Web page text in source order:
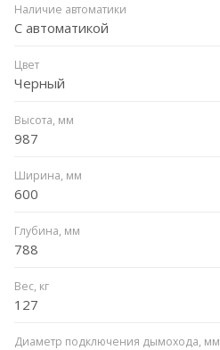
Наличие автоматики
С автоматикой
Цвет
Черный
Высота, мм
987
Ширина, мм
600
Глубина, мм
788
Вес, кг
127
Диаметр подключения дымохода, мм